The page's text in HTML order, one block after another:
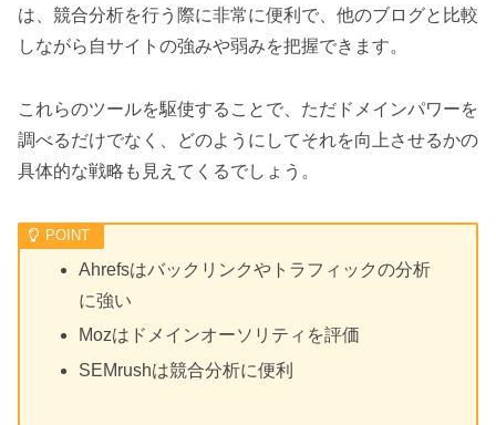
は、競合分析を行う際に非常に便利で、他のブログと比較
しながら自サイトの強みや弱みを把握できます。
これらのツールを駆使することで、ただドメインパワーを
調べるだけでなく、どのようにしてそれを向上させるかの
具体的な戦略も見えてくるでしょう。
Ahrefsはバックリンクやトラフィックの分析
に強い
Mozはドメインオーソリティを評価
SEMrushは競合分析に便利